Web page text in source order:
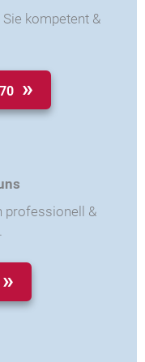
kompetent &
professionell &